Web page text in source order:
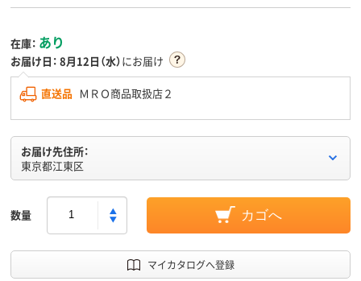
在庫： あり
お届け日： 8月12日（水）にお届け
直送品 ＭＲＯ商品取扱店２
お届け先住所：
東京都江東区
数量 カゴへ
マイカタログへ登録